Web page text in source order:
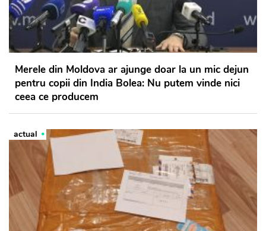
Merele din Moldova ar ajunge doar la un mic dejun
pentru copii din India Bolea: Nu putem vinde nici
ceea ce producem
actual